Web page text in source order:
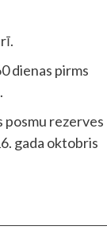
dienas pirms
posmu rezerves
gada oktobris